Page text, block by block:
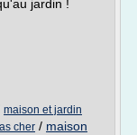
jardin !
maison et jardin
cher / maison